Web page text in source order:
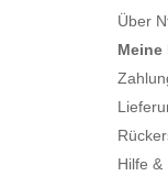
Über
Hilfe &